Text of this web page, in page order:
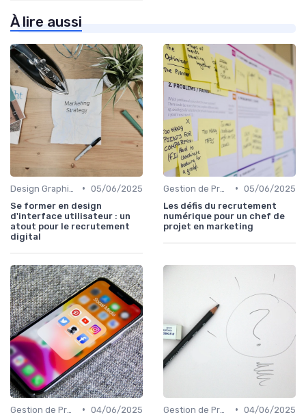
À lire aussi
• 05/06/2025
Se former en design
d'interface utilisateur : un
atout pour le recrutement
digital
• 05/06/2025
Les défis du recrutement
numérique pour un chef de
projet en marketing
• 04/06/2025
• 04/06/2025